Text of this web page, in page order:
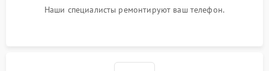
Наши специалисты ремонтируют ваш телефон.